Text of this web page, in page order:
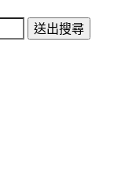
送出搜尋